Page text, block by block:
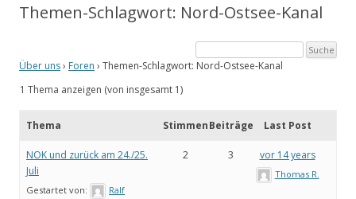
Themen-Schlagwort: Nord-Ostsee-Kanal
Über uns› Foren › Themen-Schlagwort: Nord-Ostsee-Kanal
1 Thema anzeigen (von insgesamt 1)
Thema StimmenBeiträge Last Post
NOK und zurück am 24./25.
Juli
Gestartet von:
Ralf
2 3 vor 14 years
Thomas R.